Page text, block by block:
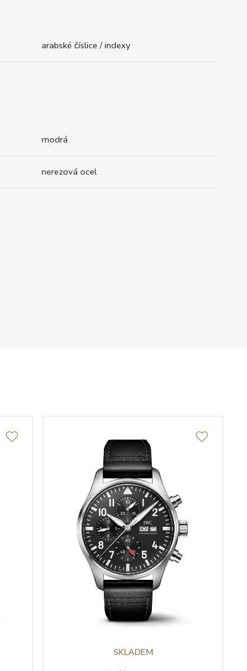
arabské číslice / indexy
modrá
nerezová ocel
SKLADEM